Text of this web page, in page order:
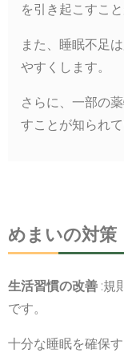
を引き起こすこと
また、睡眠不足
やすくします。
さらに、一部の
すことが知られて
めまいの対策
生活習慣の改善 :規
です。
十分な睡眠を確保